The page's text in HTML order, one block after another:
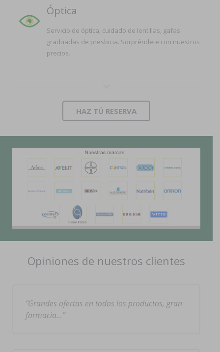
Óptica
Servicio de óptica, cuidado de lentillas, gafas
graduadas de presbicia. Sorpréndete con nuestros
precios.
HAZ TÚ RESERVA
Opiniones de nuestros clientes
Grandes ofertas en todos los productos, gran
farmacia…